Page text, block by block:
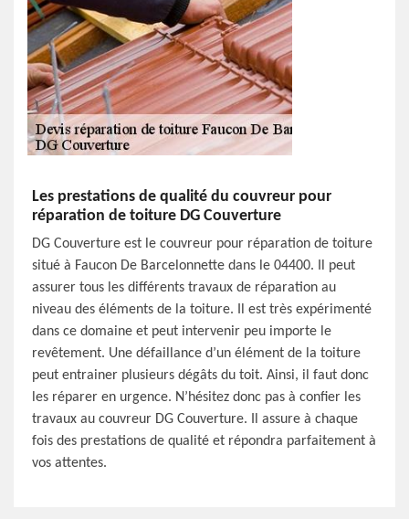
Les prestations de qualité du couvreur pour
réparation de toiture DG Couverture
DG Couverture est le couvreur pour réparation de toiture
situé à Faucon De Barcelonnette dans le 04400. Il peut
assurer tous les différents travaux de réparation au
niveau des éléments de la toiture. Il est très expérimenté
dans ce domaine et peut intervenir peu importe le
revêtement. Une défaillance d’un élément de la toiture
peut entrainer plusieurs dégâts du toit. Ainsi, il faut donc
les réparer en urgence. N’hésitez donc pas à confier les
travaux au couvreur DG Couverture. Il assure à chaque
fois des prestations de qualité et répondra parfaitement à
vos attentes.